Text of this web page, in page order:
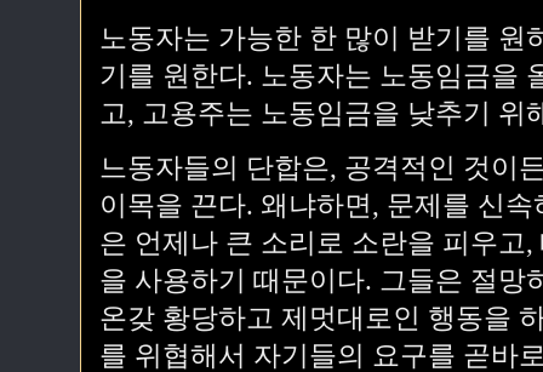
노동자는 가능한 한 많이 받기를 원
기를 원한다. 노동자는 노동임금을
고, 고용주는 노동임금을 낮추기 위
느동자들의 단합은, 공격적인 것이
이목을 끈다. 왜냐하면, 문제를 신
은 언제나 큰 소리로 소란을 피우고
을 사용하기 때문이다. 그들은 절망
온갖 황당하고 제멋대로인 행동을
를 위협해서 자기들의 요구를 곧바